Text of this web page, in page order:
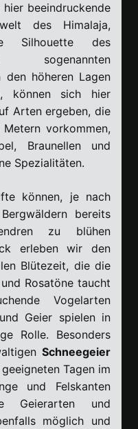
beeindruckende
des Himalaja,
Silhouette des
sogenannten
den höheren Lagen
können sich hier
Arten ergeben, die
vorkommen,
Braunellen und
Spezialitäten.
können, je nach
bereits
zu blühen
erleben wir den
Blütezeit, die die
Rosatöne taucht
Vogelarten
Geier spielen in
Rolle. Besonders
Schneegeier
Tagen im
und Felskanten
Geierarten und
möglich und